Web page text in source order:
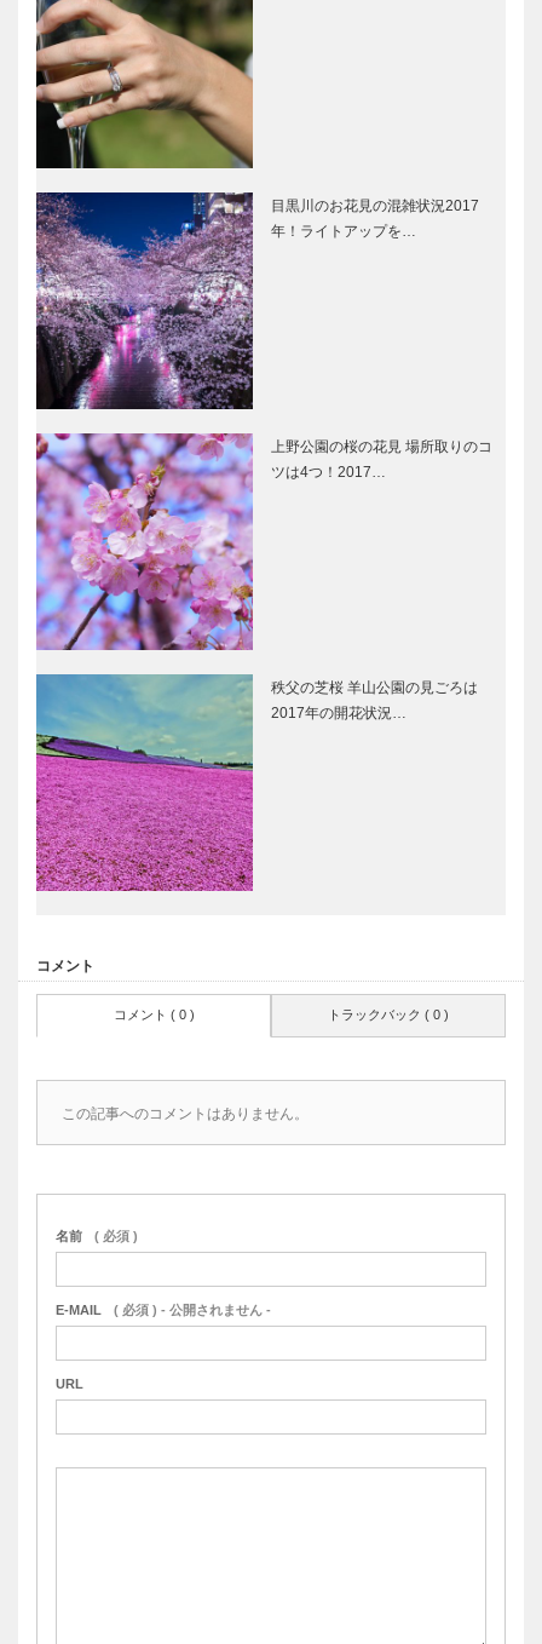
目黒川のお花見の混雑状況2017
年！ライトアップを…
上野公園の桜の花見 場所取りのコ
ツは4つ！2017…
秩父の芝桜 羊山公園の見ごろは
2017年の開花状況…
コメント
コメント ( 0 ) トラックバック ( 0 )
この記事へのコメントはありません。
名前 ( 必須 )
E-MAIL ( 必須 ) - 公開されません -
URL